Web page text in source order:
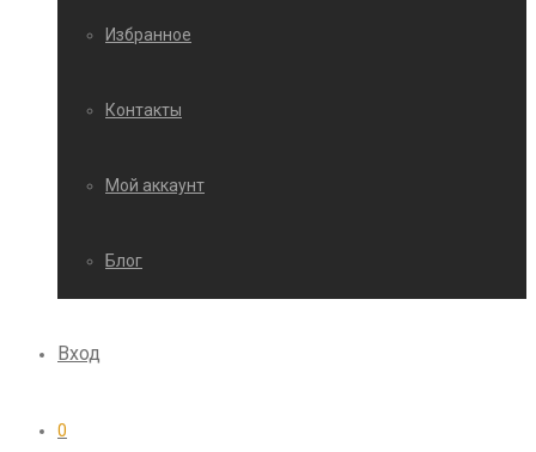
Избранное
Контакты
Мой аккаунт
Блог
Вход
0